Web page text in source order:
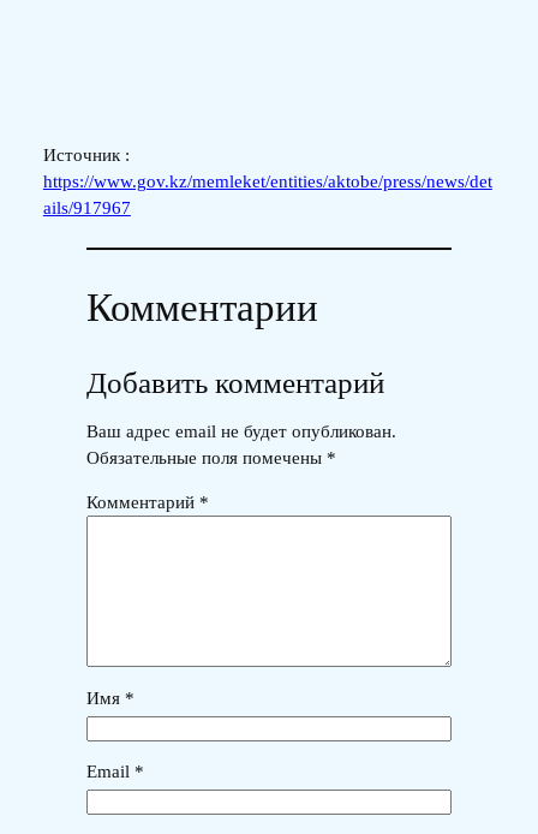
Источник :
https://www.gov.kz/memleket/entities/aktobe/press/news/det
ails/917967
Комментарии
Добавить комментарий
Ваш адрес email не будет опубликован.
Обязательные поля помечены *
Комментарий *
Имя *
Email *